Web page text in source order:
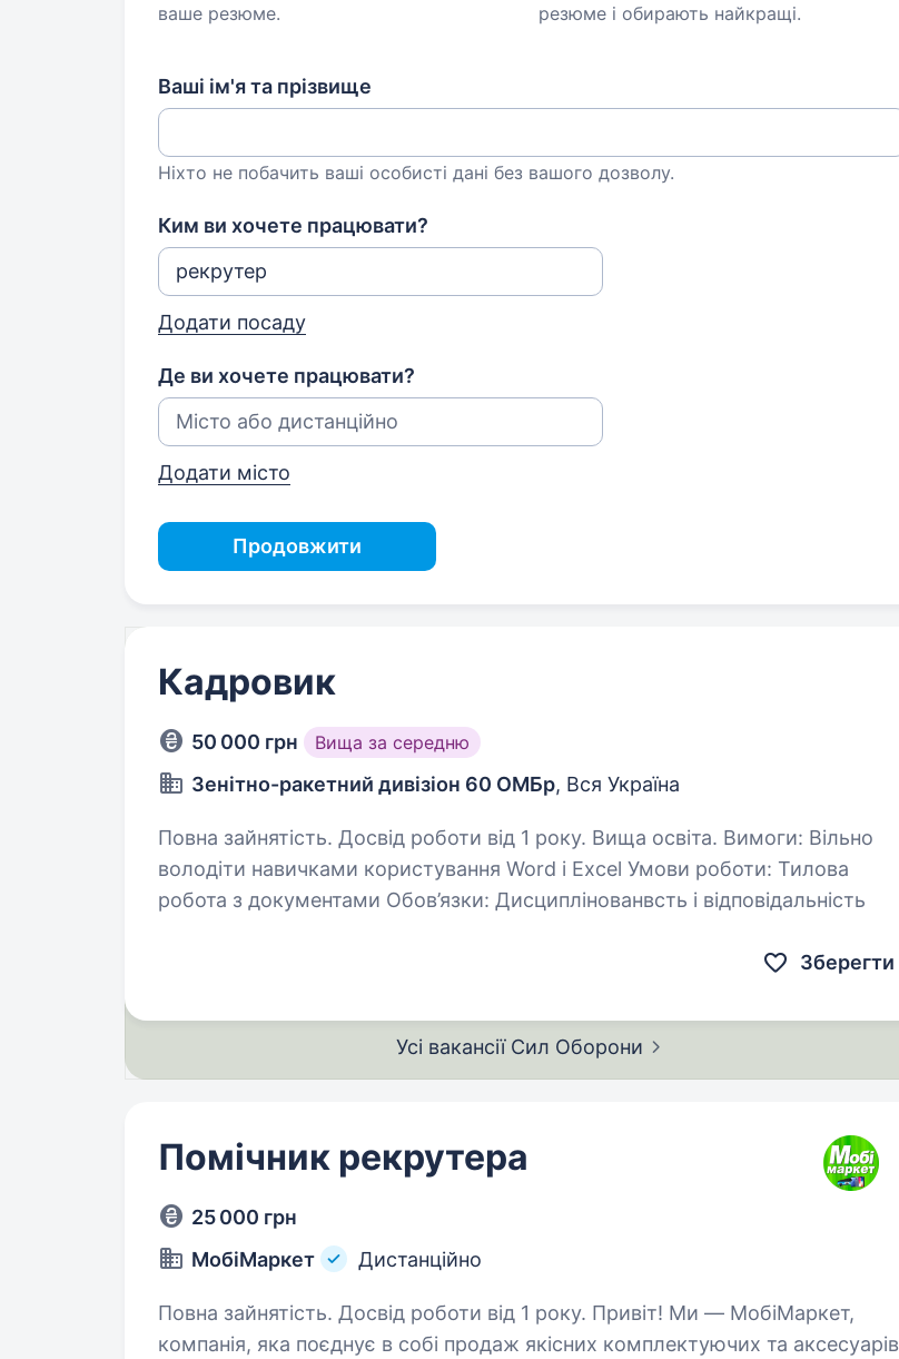
ваше резюме.
резюме і обирають найкращі.
Ваші ім'я та прізвище
Ніхто не побачить ваші особисті дані без вашого дозволу.
Ким ви хочете працювати?
Додати посаду
Де ви хочете працювати?
Додати місто
Продовжити
Кадровик
50 000 грн Вища за середню
Зенітно-ракетний дивізіон 60 ОМБр, Вся Україна
Повна зайнятість. Досвід роботи від 1 року. Вища освіта. Вимоги: Вільно
володіти навичками користування Word і Excel Умови роботи: Тилова
робота з документами Обов’язки: Дисциплінованвсть і відповідальність
Зберегти
Усі вакансії Сил Оборони
Помічник рекрутера
25 000 грн
МобіМаркет
Дистанційно
Повна зайнятість. Досвід роботи від 1 року. Привіт! Ми — МобіМаркет,
компанія, яка поєднує в собі продаж якісних комплектуючих та аксесуарів